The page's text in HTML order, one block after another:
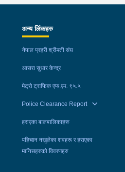
महोत्तरी पठाइएको छ ।
अन्य लिंकहरु
नेपाल प्रहरी श्रीमती संघ
आसरा सुधार केन्द्र
मेट्रो ट्राफिक एफ.एम. ९५.५
Police Clearance Report
हराएका बालबालिकाहरू
पहिचान नखुलेका शवहरू र हराएका
मानिसहरुको विवरणहरु